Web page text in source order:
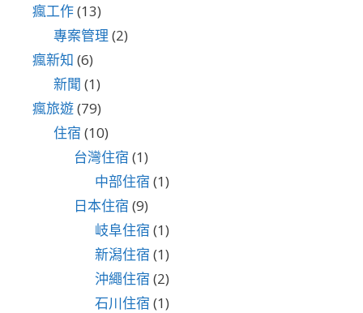
瘋工作(13)
專案管理 (2)
瘋新知 (6)
新聞 (1)
瘋旅遊(79)
住宿 (10)
台灣住宿 (1)
中部住宿 (1)
日本住宿 (9)
岐阜住宿 (1)
新潟住宿 (1)
沖繩住宿 (2)
石川住宿 (1)